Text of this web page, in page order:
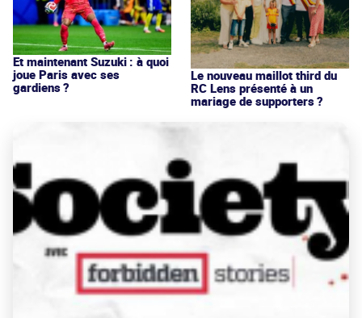
Et maintenant Suzuki : à quoi
joue Paris avec ses
gardiens ?
Le nouveau maillot third du
RC Lens présenté à un
mariage de supporters ?